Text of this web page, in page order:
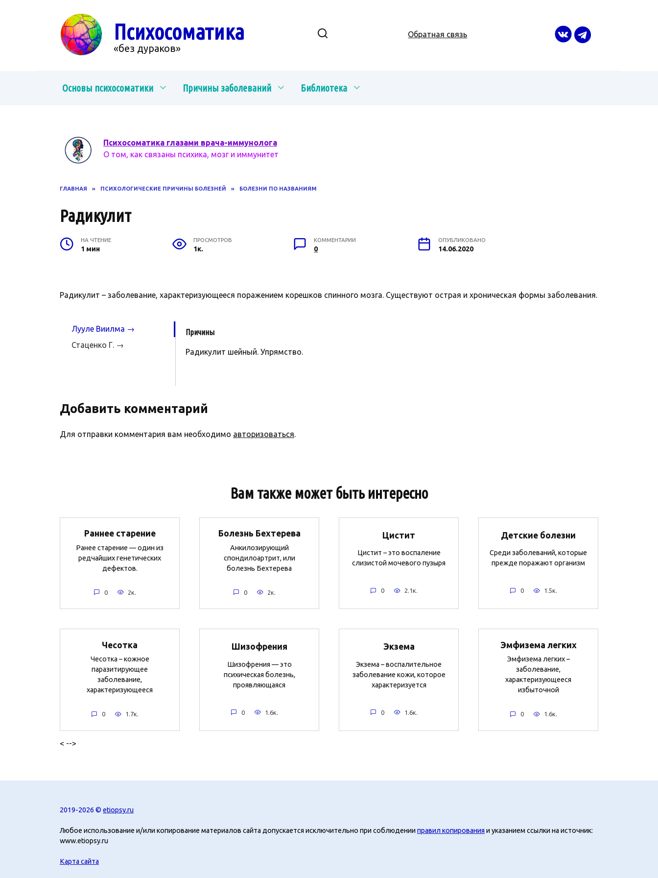
Психосоматика
«без дураков»
Обратная связь
Основы психосоматики Причины заболеваний Библиотека
Психосоматика глазами врача-иммунолога
О том, как связаны психика, мозг и иммунитет
ГЛАВНАЯ » ПСИХОЛОГИЧЕСКИЕ ПРИЧИНЫ БОЛЕЗНЕЙ » БОЛЕЗНИ ПО НАЗВАНИЯМ
Радикулит
НА ЧТЕНИЕ
1 мин
ПРОСМОТРОВ
1к.
КОММЕНТАРИИ
0
ОПУБЛИКОВАНО
14.06.2020
Радикулит – заболевание, характеризующееся поражением корешков спинного мозга. Существуют острая и хроническая формы заболевания.
Лууле Виилма →
Стаценко Г. →
Причины
Радикулит шейный. Упрямство.
Добавить комментарий
Для отправки комментария вам необходимо авторизоваться.
Вам также может быть интересно
Раннее старение
Ранее старение — один из
редчайших генетических
дефектов.
0 2к.
Болезнь Бехтерева
Анкилозирующий
спондилоартрит, или
болезнь Бехтерева
0 2к.
Цистит
Цистит – это воспаление
слизистой мочевого пузыря
0 2.1к.
Детские болезни
Среди заболеваний, которые
прежде поражают организм
0 1.5к.
Чесотка
Чесотка – кожное
паразитирующее
заболевание,
характеризующееся
0 1.7к.
Шизофрения
Шизофрения — это
психическая болезнь,
проявляющаяся
0 1.6к.
Экзема
Экзема – воспалительное
заболевание кожи, которое
характеризуется
0 1.6к.
Эмфизема легких
Эмфизема легких –
заболевание,
характеризующееся
избыточной
0 1.6к.
< -->
2019-2026 © etiopsy.ru
Любое использование и/или копирование материалов сайта допускается исключительно при соблюденииправил копирования и указанием ссылки на источник:
www.etiopsy.ru
Карта сайта